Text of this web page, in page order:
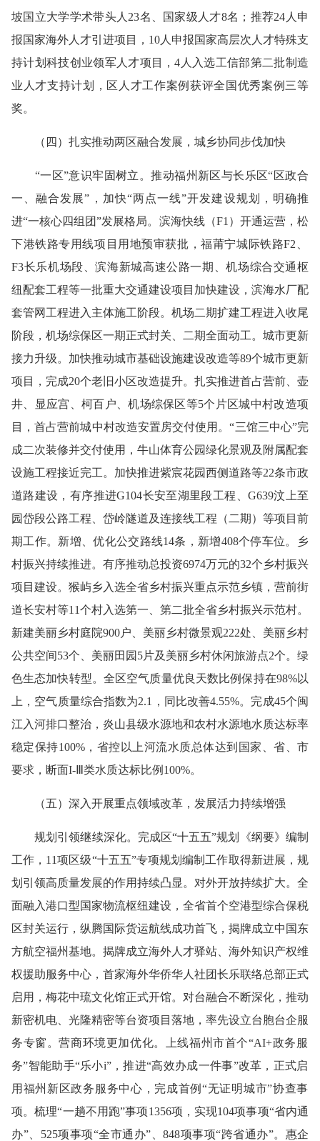
坡国立大学学术带头人23名、国家级人才8名；推荐24人申
报国家海外人才引进项目，10人申报国家高层次人才特殊支
持计划科技创业领军人才项目，4人入选工信部第二批制造
业人才支持计划，区人才工作案例获评全国优秀案例三等
奖。
（ 四 ） 扎实推动两区融合发展，城乡协同步伐加快
“一区”意识牢固树立。推动福州新区与长乐区“区政合
一、融合发展”，加快“两点一线”开发建设规划，明确推
进“一核心四组团”发展格局。滨海快线（F1）开通运营， 松
下港铁路专用线项目用地预审获批 ，福莆宁城际铁路F2、
F3长乐机场段、滨海新城高速公路一期、机场综合交通枢
纽配套工程等一批重大交通建设项目加快建设，滨海水厂配
套管网工程进入主体施工阶段。机场二期扩建工程进入收尾
阶段，机场综保区一期正式封关、二期全面动工。 城市更新
接力升级。 加快推动城市基础设施建设改造等89个城市更新
项目，完成20个老旧小区改造提升。扎实推进首占营前、壶
井、显应宫、柯百户、机场综保区等5个片区城中村改造项
目，首占营前城中村改造安置房交付使用。“三馆三中心”完
成二次装修并交付使用，牛山体育公园绿化景观及附属配套
设施工程接近完工。加快推进紫宸花园西侧道路等22条市政
道路建设，有序推进G104长安至湖里段工程、G639汶上至
园岱段公路工程、岱岭隧道及连接线工程（二期）等项目前
期工作。新增、优化公交路线14条，新增408个停车位。
乡
村振兴持续推进。 有序推动总投资6974万元的32个乡村振兴
项目建设。猴屿乡入选全省乡村振兴重点示范乡镇，营前街
道长安村等11个村入选第一、第二批全省乡村振兴示范村。
新建美丽乡村庭院900户、美丽乡村微景观222处、美丽乡村
公共空间53个、美丽田园5片及美丽乡村休闲旅游点2个。 绿
色生态加快转型。 全区空气质量优良天数比例保持在98%以
上，空气质量综合指数为2.1，同比改善4.55%。完成45个闽
江入河排口整治，炎山县级水源地和农村水源地水质达标率
稳定保持100%，省控以上河流水质总体达到国家、省、市
要求，断面I-Ⅲ类水质达标比例100%。
（五） 深入开展重点领域改革，发展活力持续增强
规划引领继续深化。 完成区“十五五”规划《纲要》编制
工作，11项区级“十五五”专项规划编制工作取得新进展，规
划引领高质量发展的作用持续凸显。 对外开放持续扩大。 全
面融入港口型国家物流枢纽建设，全省首个空港型综合保税
区封关运行，纵腾国际货运航线成功首飞，揭牌成立中国东
方航空福州基地。揭牌成立海外人才驿站、海外知识产权维
权援助服务中心，首家海外华侨华人社团长乐联络总部正式
启用，梅花中琉文化馆正式开馆。对台融合不断深化，推动
新密机电、光隆精密等台资项目落地，率先设立台胞台企服
务专窗。营商环境更加优化。
上线福州市首个“AI+政务服
务”智能助手“乐小i”，推进“高效办成一件事”改革 ， 正式启
用福州新区政务服务中心，完成首例“无证明城市”协查事
项。梳理“一趟不用跑”事项1356项，实现104项事项“省内通
办”、525项事项“全市通办”、848项事项“跨省通办”。惠企